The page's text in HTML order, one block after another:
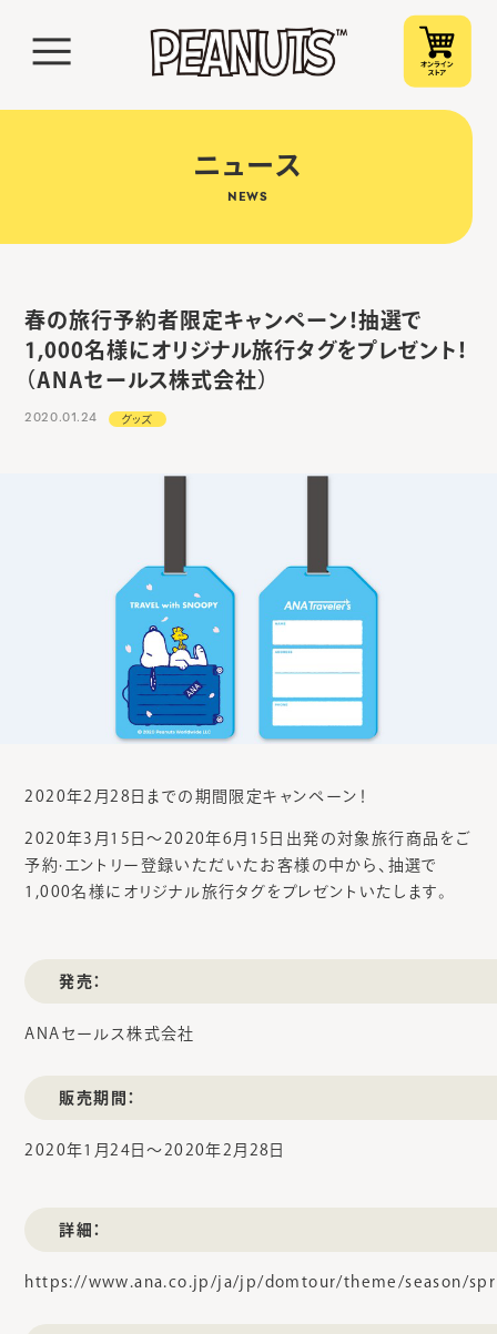
ニュース
NEWS
春の旅行予約者限定キャンペーン！抽選で
1,000名様にオリジナル旅行タグをプレゼント！
（ANAセールス株式会社）
2020.01.24 グッズ
2020年2月28日までの期間限定キャンペーン！
2020年3月15日～2020年6月15日出発の対象旅行商品をご
予約·エントリー登録いただいたお客様の中から、抽選で
1,000名様にオリジナル旅行タグをプレゼントいたします。
発売：
ANAセールス株式会社
販売期間：
2020年1月24日～2020年2月28日
詳細：
https://www.ana.co.jp/ja/jp/domtour/theme/season/